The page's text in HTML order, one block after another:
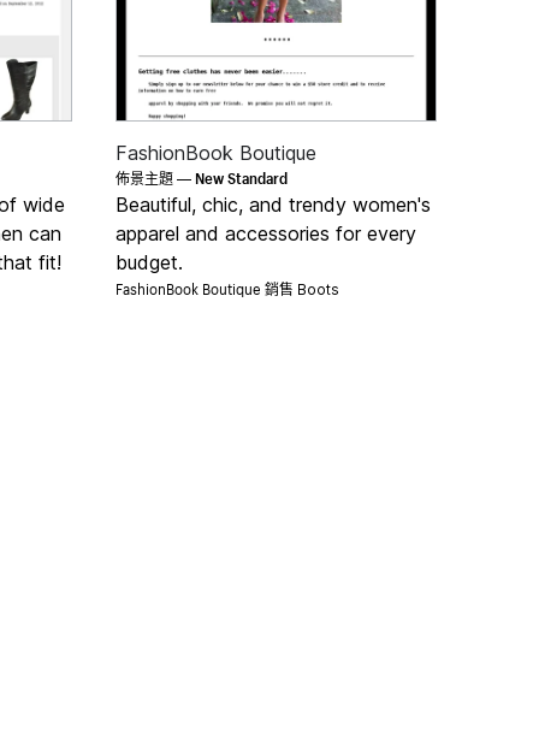
wide
can
fit!
FashionBook Boutique
佈景主題 —New Standard
Beautiful, chic, and trendy women's
apparel and accessories for every
budget.
FashionBook Boutique 銷售 Boots